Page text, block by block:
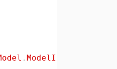
. ModelInput